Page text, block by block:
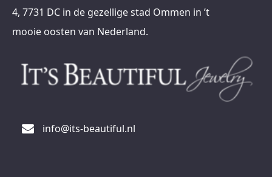
4, 7731 DC in de gezellige stad Ommen in ’t
mooie oosten van Nederland.
info@its-beautiful.nl